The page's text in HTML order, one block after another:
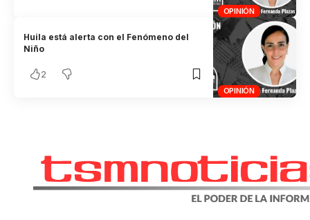
OPINIÓN
OPINIÓN
Huila está alerta con el Fenómeno del
Niño
2